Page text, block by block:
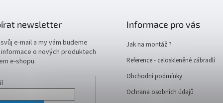
newsletter
e-mail a my vám budeme
o nových produktech
e-shopu.
Informace pro vás
Jak na montáž ?
Reference - celoskleněné zábradlí
Obchodní podmínky
Ochrana osobních údajů